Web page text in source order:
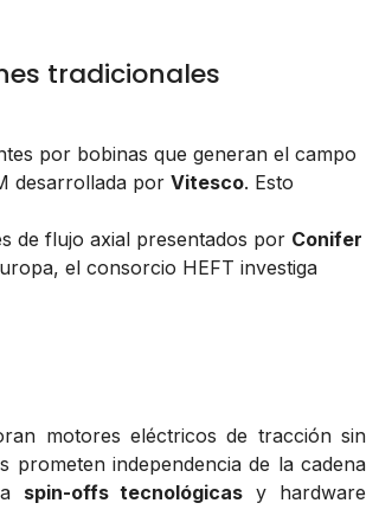
tradicionales
por bobinas que generan el campo
desarrollada por Vitesco. Esto
de flujo axial presentados por Conifer
el consorcio HEFT investiga
motores eléctricos de tracción sin
prometen independencia de la cadena
spin-offs tecnológicas y hardware